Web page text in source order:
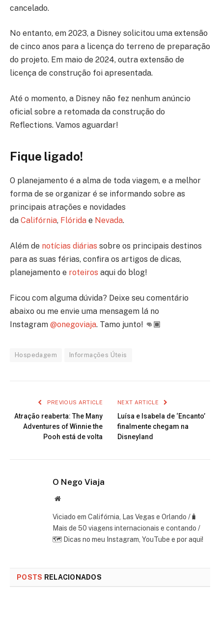
cancelado.
No entanto, em 2023, a Disney solicitou uma extensão
de cinco anos para a licença do terreno de preparação
do projeto. Em maio de 2024, outra extensão de
licença de construção foi apresentada.
Até o momento, a Disney não fez nenhum anúncio
oficial sobre a retomada da construção do
Reflections. Vamos aguardar!
Fique ligado!
O planejamento é a alma de toda viagem, e a melhor
forma de se organizar é se informando sobre as
principais atrações e novidades
da Califórnia, Flórida e Nevada.
Além de notícias diárias sobre os principais destinos
para as suas férias, confira os artigos de dicas,
planejamento e roteiros aqui do blog!
Ficou com alguma dúvida? Deixe seu comentário
abaixo ou me envie uma mensagem lá no
Instagram @onegoviaja. Tamo junto! 👊🏾
Hospedagem Informações Úteis
PREVIOUS ARTICLE
Atração reaberta: The Many
Adventures of Winnie the
Pooh está de volta
NEXT ARTICLE
Luísa e Isabela de ‘Encanto’
finalmente chegam na
Disneyland
O Nego Viaja
Website
Viciado em Califórnia, Las Vegas e Orlando /🧳
Mais de 50 viagens internacionais e contando /
🗺 Dicas no meu Instagram, YouTube e por aqui!
POSTS RELACIONADOS